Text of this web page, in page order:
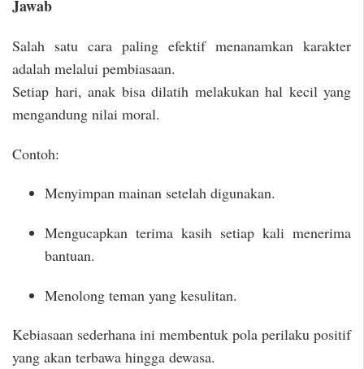
Jawab
Salah satu cara paling efektif menanamkan karakter
adalah melalui pembiasaan.
Setiap hari, anak bisa dilatih melakukan hal kecil yang
mengandung nilai moral.
Contoh:
Menyimpan mainan setelah digunakan.
Mengucapkan terima kasih setiap kali menerima
bantuan.
Menolong teman yang kesulitan.
Kebiasaan sederhana ini membentuk pola perilaku positif
yang akan terbawa hingga dewasa.